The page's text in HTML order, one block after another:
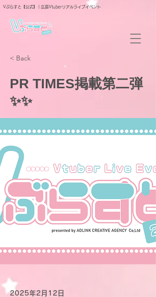
Vぶらすと【公式】｜広島Vtuberリアルライブイベント
< Back
PR TIMES掲載第二弾
✨✨
2025年2月12日